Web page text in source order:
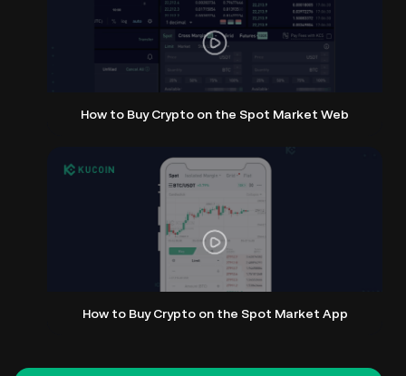
How to Buy Crypto on the Spot Market Web
How to Buy Crypto on the Spot Market App